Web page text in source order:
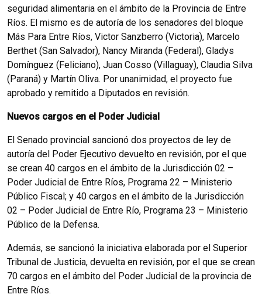
seguridad alimentaria en el ámbito de la Provincia de Entre
Ríos. El mismo es de autoría de los senadores del bloque
Más Para Entre Ríos, Victor Sanzberro (Victoria), Marcelo
Berthet (San Salvador), Nancy Miranda (Federal), Gladys
Domínguez (Feliciano), Juan Cosso (Villaguay), Claudia Silva
(Paraná) y Martín Oliva. Por unanimidad, el proyecto fue
aprobado y remitido a Diputados en revisión.
Nuevos cargos en el Poder Judicial
El Senado provincial sancionó dos proyectos de ley de
autoría del Poder Ejecutivo devuelto en revisión, por el que
se crean 40 cargos en el ámbito de la Jurisdicción 02 –
Poder Judicial de Entre Ríos, Programa 22 – Ministerio
Público Fiscal; y 40 cargos en el ámbito de la Jurisdicción
02 – Poder Judicial de Entre Río, Programa 23 – Ministerio
Público de la Defensa.
Además, se sancionó la iniciativa elaborada por el Superior
Tribunal de Justicia, devuelta en revisión, por el que se crean
70 cargos en el ámbito del Poder Judicial de la provincia de
Entre Ríos.